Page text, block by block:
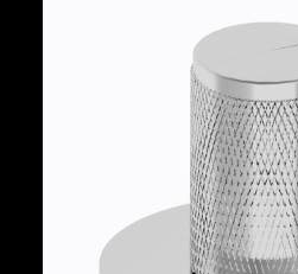
Dove acquistare